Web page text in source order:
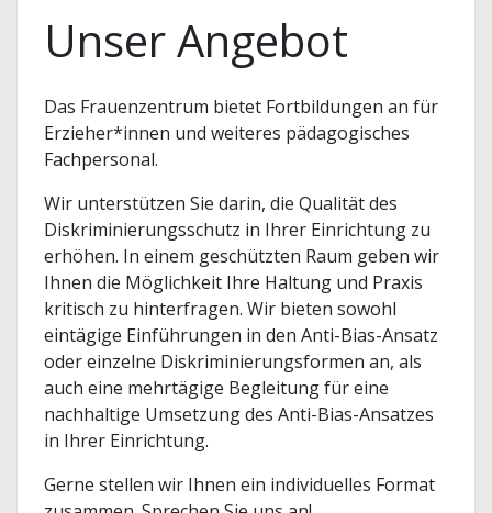
Unser Angebot
Das Frauenzentrum bietet Fortbildungen an für
Erzieher*innen und weiteres pädagogisches
Fachpersonal.
Wir unterstützen Sie darin, die Qualität des
Diskriminierungsschutz in Ihrer Einrichtung zu
erhöhen. In einem geschützten Raum geben wir
Ihnen die Möglichkeit Ihre Haltung und Praxis
kritisch zu hinterfragen. Wir bieten sowohl
eintägige Einführungen in den Anti-Bias-Ansatz
oder einzelne Diskriminierungsformen an, als
auch eine mehrtägige Begleitung für eine
nachhaltige Umsetzung des Anti-Bias-Ansatzes
in Ihrer Einrichtung.
Gerne stellen wir Ihnen ein individuelles Format